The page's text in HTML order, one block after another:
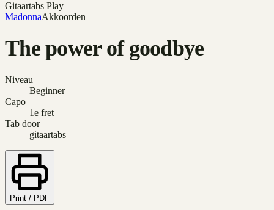
Gitaartabs Play
MadonnaAkkoorden
The power of goodbye
Niveau
Beginner
Capo
1e fret
Tab door
gitaartabs
Print / PDF